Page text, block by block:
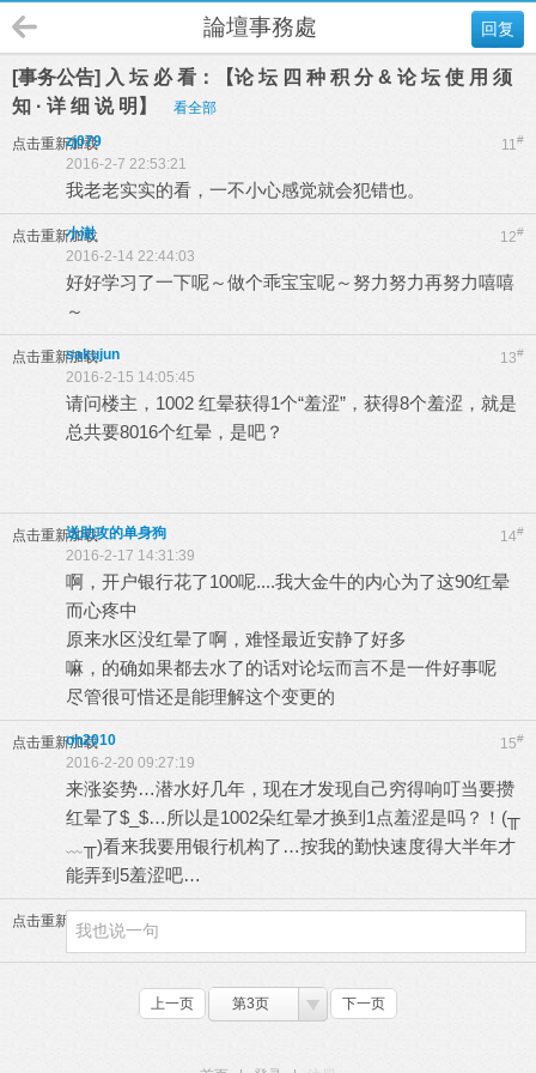
回复
論壇事務處
[事务公告] 入 坛 必 看：【论 坛 四 种 积 分 & 论 坛 使 用 须
知 · 详 细 说 明】
看全部
点击重新加载 11#
zj079
2016-2-7 22:53:21
我老老实实的看，一不小心感觉就会犯错也。
点击重新加载 12#
小澍
2016-2-14 22:44:03
好好学习了一下呢～做个乖宝宝呢～努力努力再努力嘻嘻
～
点击重新加载 13#
sakujun
2016-2-15 14:05:45
请问楼主，1002 红晕获得1个“羞涩”，获得8个羞涩，就是
总共要8016个红晕，是吧？
点击重新加载 14#
送助攻的单身狗
2016-2-17 14:31:39
啊，开户银行花了100呢....我大金牛的内心为了这90红晕
而心疼中
原来水区没红晕了啊，难怪最近安静了好多
嘛，的确如果都去水了的话对论坛而言不是一件好事呢
尽管很可惜还是能理解这个变更的
点击重新加载 15#
oh2010
2016-2-20 09:27:19
来涨姿势…潜水好几年，现在才发现自己穷得响叮当要攒
红晕了$_$…所以是1002朵红晕才换到1点羞涩是吗？！(╥
﹏╥)看来我要用银行机构了…按我的勤快速度得大半年才
能弄到5羞涩吧…
点击重新加载
上一页 第3页 下一页